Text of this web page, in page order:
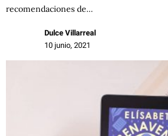
recomendaciones de…
Dulce Villarreal
10 junio, 2021